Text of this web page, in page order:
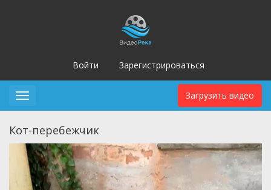
Войти Зарегистрироваться
Загрузить видео
Toggle
Кот-перебежчик